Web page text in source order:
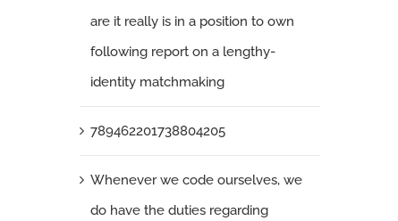
are it really is in a position to own
following report on a lengthy-
identity matchmaking
789462201738804205
Whenever we code ourselves, we
do have the duties regarding